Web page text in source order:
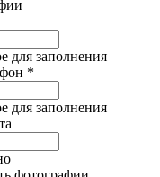
для заполнения
*
для заполнения